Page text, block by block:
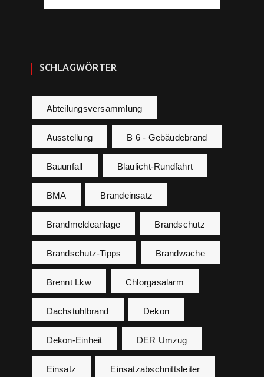
SCHLAGWÖRTER
Abteilungsversammlung
Ausstellung B 6 - Gebäudebrand
Bauunfall Blaulicht-Rundfahrt
BMA Brandeinsatz
Brandmeldeanlage Brandschutz
Brandschutz-Tipps Brandwache
Brennt Lkw Chlorgasalarm
Dachstuhlbrand Dekon
Dekon-Einheit DER Umzug
Einsatz Einsatzabschnittsleiter